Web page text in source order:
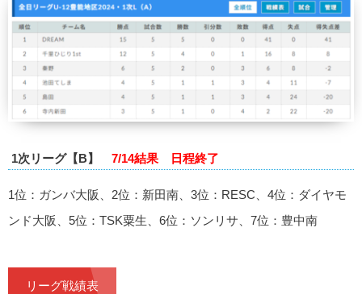
1次リーグ【B】 7/14結果 日程終了
1位：ガンバ大阪、2位：新田南、3位：RESC、4位：ダイヤモ
ンド大阪、5位：TSK粟生、6位：ソンリサ、7位：豊中南
リーグ戦績表